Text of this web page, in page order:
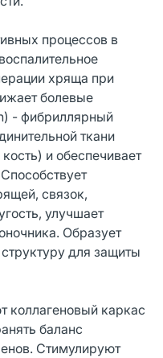
процессов в
хряща при
болевые
- фибриллярный
ткани
и обеспечивает
связок,
улучшает
Образует
для защиты
коллагеновый каркас
баланс
Стимулируют